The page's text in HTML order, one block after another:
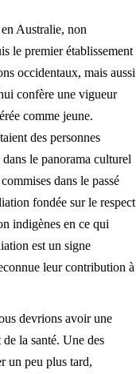
Australie, non
le premier établissement
occidentaux, mais aussi
confère une vigueur
comme jeune.
des personnes
le panorama culturel
dans le passé
fondée sur le respect
indigènes en ce qui
est un signe
leur contribution à
devrions avoir une
la santé. Une des
un peu plus tard,